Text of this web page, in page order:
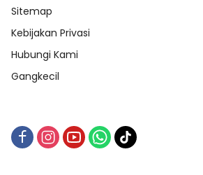
Sitemap
Kebijakan Privasi
Hubungi Kami
Gangkecil